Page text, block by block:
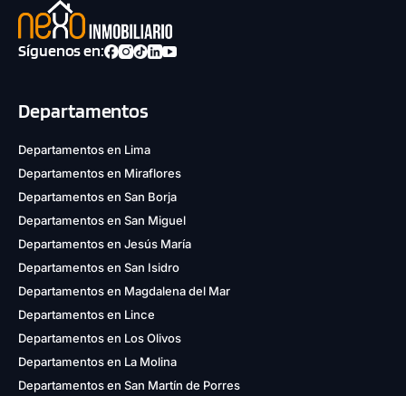
Síguenos en:
Departamentos
Departamentos en Lima
Departamentos en Miraflores
Departamentos en San Borja
Departamentos en San Miguel
Departamentos en Jesús María
Departamentos en San Isidro
Departamentos en Magdalena del Mar
Departamentos en Lince
Departamentos en Los Olivos
Departamentos en La Molina
Departamentos en San Martín de Porres